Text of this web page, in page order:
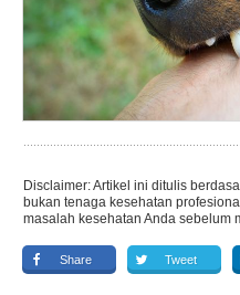
Disclaimer: Artikel ini ditulis
bukan tenaga kesehatan
masalah kesehatan Anda sebelum
Share Tweet